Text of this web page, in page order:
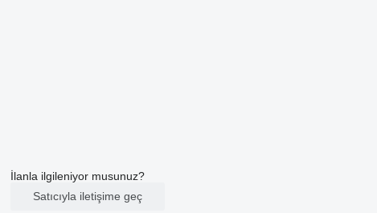
İlanla ilgileniyor musunuz?
Satıcıyla iletişime geç